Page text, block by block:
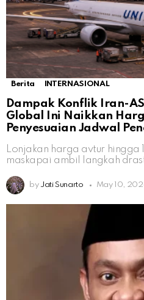
Berita INTERNASIONAL
Dampak Konflik Iran-
Global Ini Naikkan
Penyesuaian Jadwal
Lonjakan harga avtur hingga
maskapai ambil langkah
by Jati Sunarto May 10,